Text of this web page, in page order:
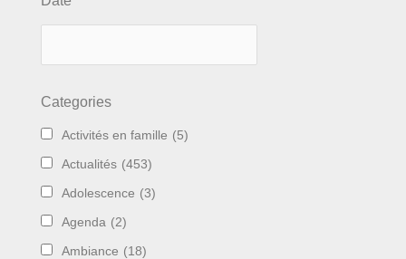
Categories
Activités en famille (5)
Actualités (453)
Adolescence (3)
Agenda (2)
Ambiance (18)